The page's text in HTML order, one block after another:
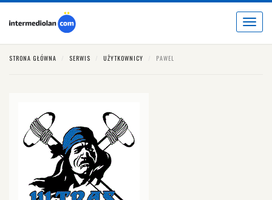
Toggle
STRONA GŁÓWNA SERWIS UŻYTKOWNICY PAWEL